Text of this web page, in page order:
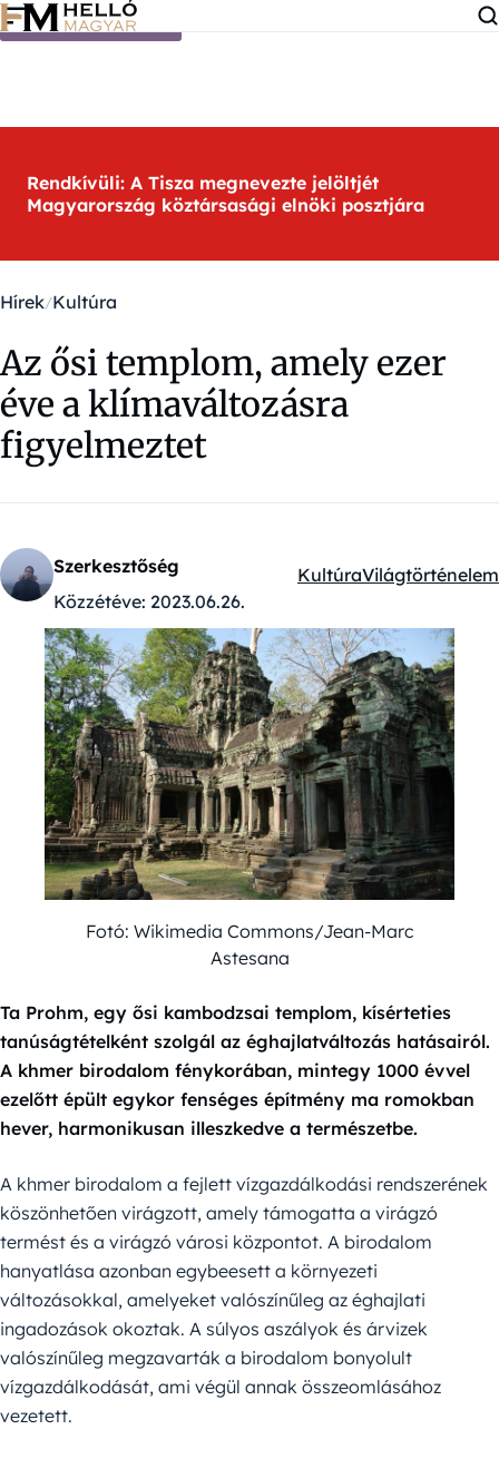
Ugrás a tartalomra
Rendkívüli: A Tisza megnevezte jelöltjét
Magyarország köztársasági elnöki posztjára
Hírek Kultúra
Az ősi templom, amely ezer
éve a klímaváltozásra
figyelmeztet
Szerkesztőség
Közzétéve: 2023.06.26.
Kategóriák:
KultúraVilágtörténelem
Fotó: Wikimedia Commons/Jean-Marc
Astesana
Ta Prohm, egy ősi kambodzsai templom, kísérteties
tanúságtételként szolgál az éghajlatváltozás hatásairól.
A khmer birodalom fénykorában, mintegy 1000 évvel
ezelőtt épült egykor fenséges építmény ma romokban
hever, harmonikusan illeszkedve a természetbe.
A khmer birodalom a fejlett vízgazdálkodási rendszerének
köszönhetően virágzott, amely támogatta a virágzó
termést és a virágzó városi központot. A birodalom
hanyatlása azonban egybeesett a környezeti
változásokkal, amelyeket valószínűleg az éghajlati
ingadozások okoztak. A súlyos aszályok és árvizek
valószínűleg megzavarták a birodalom bonyolult
vízgazdálkodását, ami végül annak összeomlásához
vezetett.